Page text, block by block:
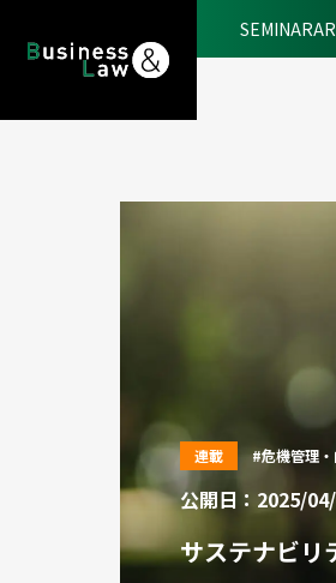
SEMINAR
連載 #危機管理
公開日：2025/
サステナビリ